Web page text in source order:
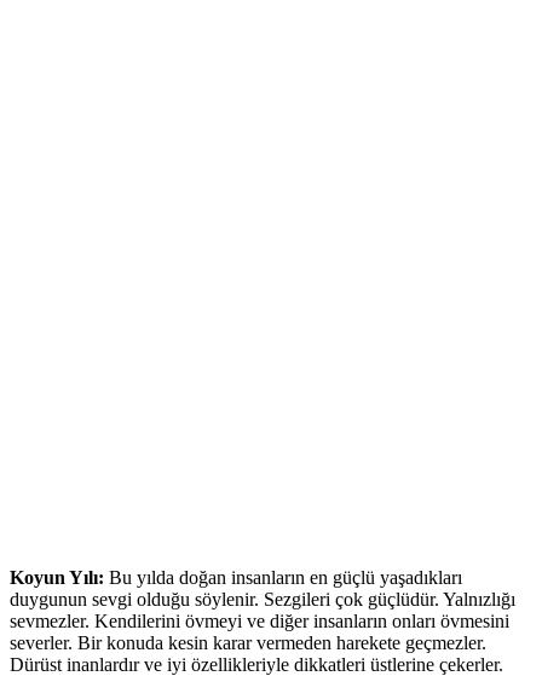
Koyun Yılı: Bu yılda doğan insanların en güçlü yaşadıkları
duygunun sevgi olduğu söylenir. Sezgileri çok güçlüdür. Yalnızlığı
sevmezler. Kendilerini övmeyi ve diğer insanların onları övmesini
severler. Bir konuda kesin karar vermeden harekete geçmezler.
Dürüst inanlardır ve iyi özellikleriyle dikkatleri üstlerine çekerler.